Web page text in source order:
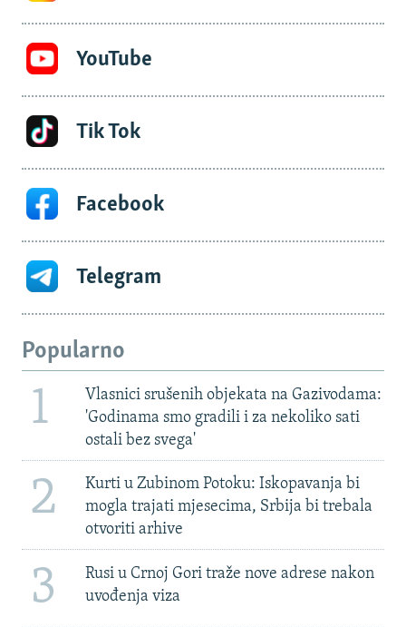
YouTube
Tik Tok
Facebook
Telegram
Popularno
1
Vlasnici srušenih objekata na Gazivodama:
'Godinama smo gradili i za nekoliko sati
ostali bez svega'
2
Kurti u Zubinom Potoku: Iskopavanja bi
mogla trajati mjesecima, Srbija bi trebala
otvoriti arhive
3
Rusi u Crnoj Gori traže nove adrese nakon
uvođenja viza